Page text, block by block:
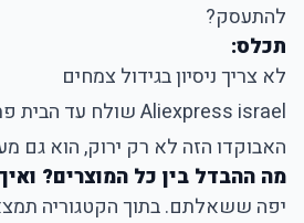
להתעסק?
תכלס:
לא צריך ניסיון בגידול צמחים
Aliexpress israel שולח עד הבית פתרונות חכמים וזולים
האבוקדו הזה לא רק ירוק, הוא גם
מה ההבדל בין כל המוצרים?
יפה ששאלתם. בתוך הקטגוריה